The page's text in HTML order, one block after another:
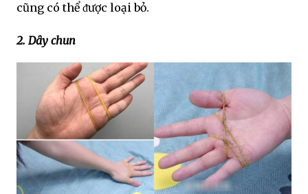
cũng có thể ᵭược loại bỏ.
2. Dȃy chun